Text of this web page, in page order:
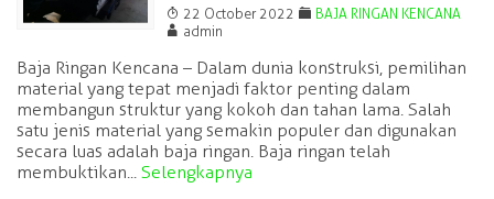
T 22 October 2022 F BAJA RINGAN KENCANA
A admin
Baja Ringan Kencana – Dalam dunia konstruksi, pemilihan
material yang tepat menjadi faktor penting dalam
membangun struktur yang kokoh dan tahan lama. Salah
satu jenis material yang semakin populer dan digunakan
secara luas adalah baja ringan. Baja ringan telah
membuktikan... Selengkapnya